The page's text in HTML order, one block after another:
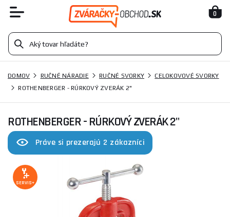
0
DOMOV RUČNÉ NÁRADIE RUČNÉ SVORKY
CELOKOVOVÉ SVORKY
ROTHENBERGER - RÚRKOVÝ ZVERÁK 2"
ROTHENBERGER - RÚRKOVÝ ZVERÁK 2"
Práve si prezerajú 2 zákazníci
SERVIS+